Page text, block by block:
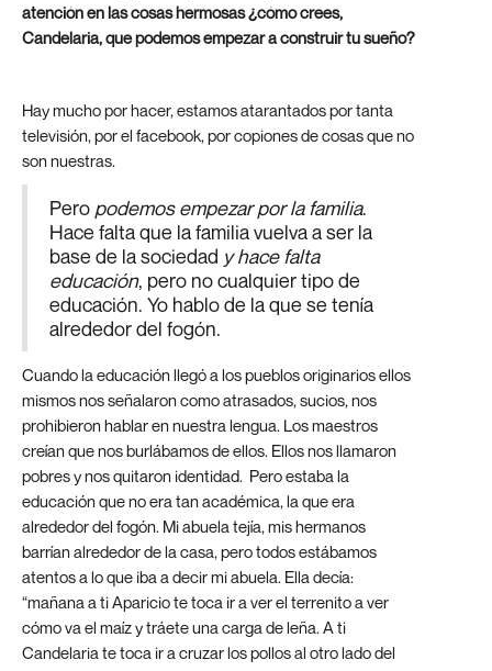
atención en las cosas hermosas ¿cómo crees,
Candelaria, que podemos empezar a construir tu sueño?
Hay mucho por hacer, estamos atarantados por tanta
televisión, por el facebook, por copiones de cosas que no
son nuestras.
Pero podemos empezar por la familia.
Hace falta que la familia vuelva a ser la
base de la sociedad y hace falta
educación, pero no cualquier tipo de
educación. Yo hablo de la que se tenía
alrededor del fogón.
Cuando la educación llegó a los pueblos originarios ellos
mismos nos señalaron como atrasados, sucios, nos
prohibieron hablar en nuestra lengua. Los maestros
creían que nos burlábamos de ellos. Ellos nos llamaron
pobres y nos quitaron identidad. Pero estaba la
educación que no era tan académica, la que era
alrededor del fogón. Mi abuela tejía, mis hermanos
barrían alrededor de la casa, pero todos estábamos
atentos a lo que iba a decir mi abuela. Ella decía:
“mañana a ti Aparicio te toca ir a ver el terrenito a ver
cómo va el maíz y tráete una carga de leña. A ti
Candelaria te toca ir a cruzar los pollos al otro lado del